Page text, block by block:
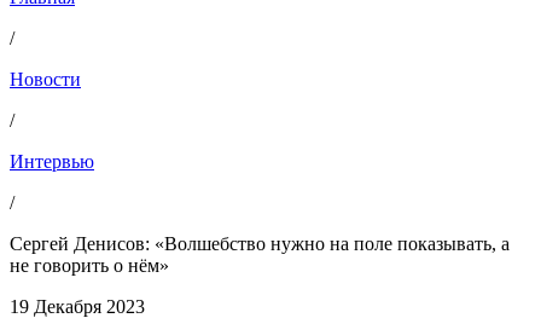
/
Новости
/
Интервью
/
Сергей Денисов: «Волшебство нужно на поле показывать, а
не говорить о нём»
19 Декабря 2023